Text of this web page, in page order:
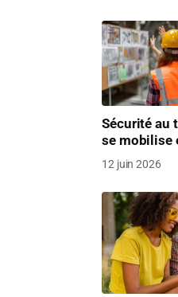
Sécurité au
se mobilise
12 juin 2026